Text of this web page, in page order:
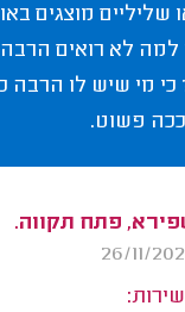
שליליים מוצגים
למה לא רואים הרבה
כי מי שיש לו הרבה
פשוט.
פתח תקווה.